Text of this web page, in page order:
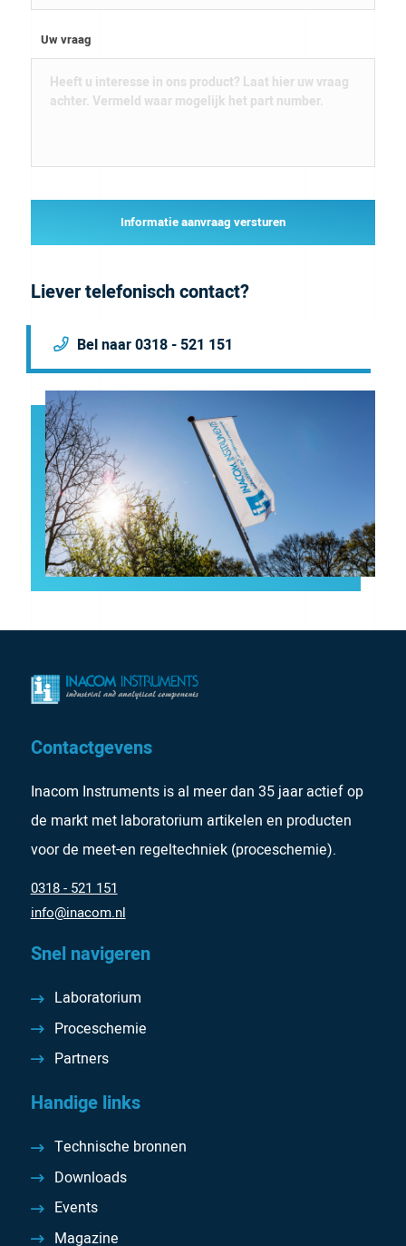
Uw vraag
Informatie aanvraag versturen
Liever telefonisch contact?
Bel naar 0318 - 521 151
Contactgevens
Inacom Instruments is al meer dan 35 jaar actief op
de markt met laboratorium artikelen en producten
voor de meet-en regeltechniek (proceschemie).
0318 - 521 151
info@inacom.nl
Snel navigeren
Laboratorium
Proceschemie
Partners
Handige links
Technische bronnen
Downloads
Events
Magazine